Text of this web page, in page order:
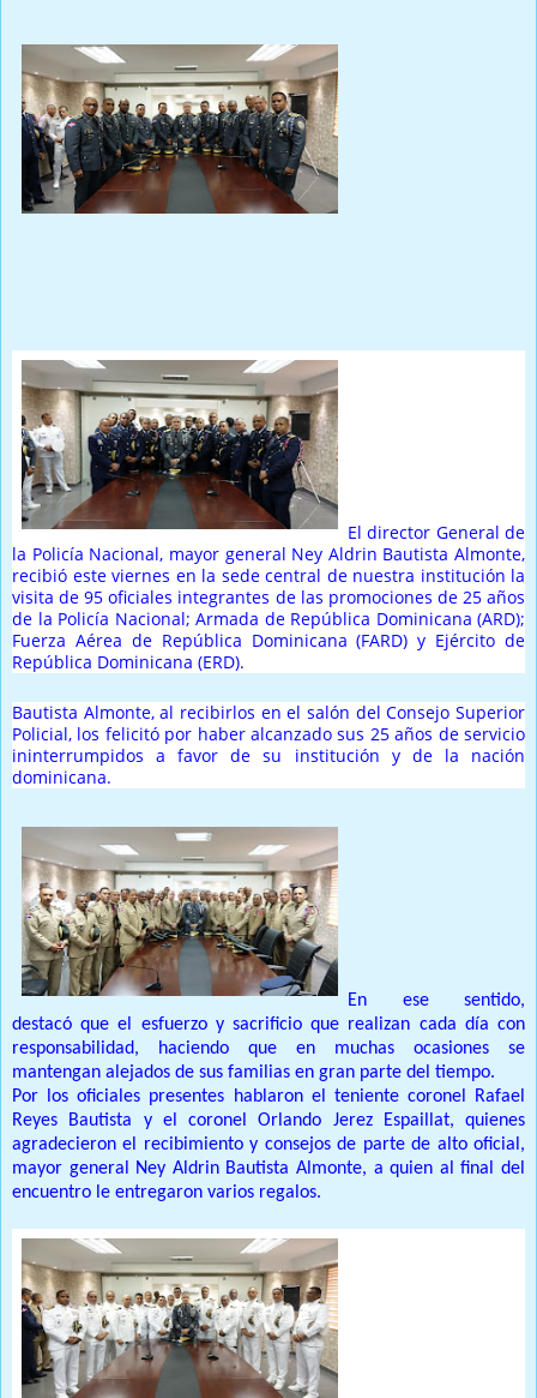
El director General de
la Policía Nacional, mayor general Ney Aldrin Bautista Almonte,
recibió este viernes en la sede central de nuestra institución la
visita de 95 oficiales integrantes de las promociones de 25 años
de la Policía Nacional; Armada de República Dominicana (ARD);
Fuerza Aérea de República Dominicana (FARD) y Ejército de
República Dominicana (ERD).
Bautista Almonte, al recibirlos en el salón del Consejo Superior
Policial, los felicitó por haber alcanzado sus 25 años de servicio
ininterrumpidos a favor de su institución y de la nación
dominicana.
En ese sentido,
destacó que el esfuerzo y sacrificio que realizan cada día con
responsabilidad, haciendo que en muchas ocasiones se
mantengan alejados de sus familias en gran parte del tiempo.
Por los oficiales presentes hablaron el teniente coronel Rafael
Reyes Bautista y el coronel Orlando Jerez Espaillat, quienes
agradecieron el recibimiento y consejos de parte de alto oficial,
mayor general Ney Aldrin Bautista Almonte, a quien al final del
encuentro le entregaron varios regalos.